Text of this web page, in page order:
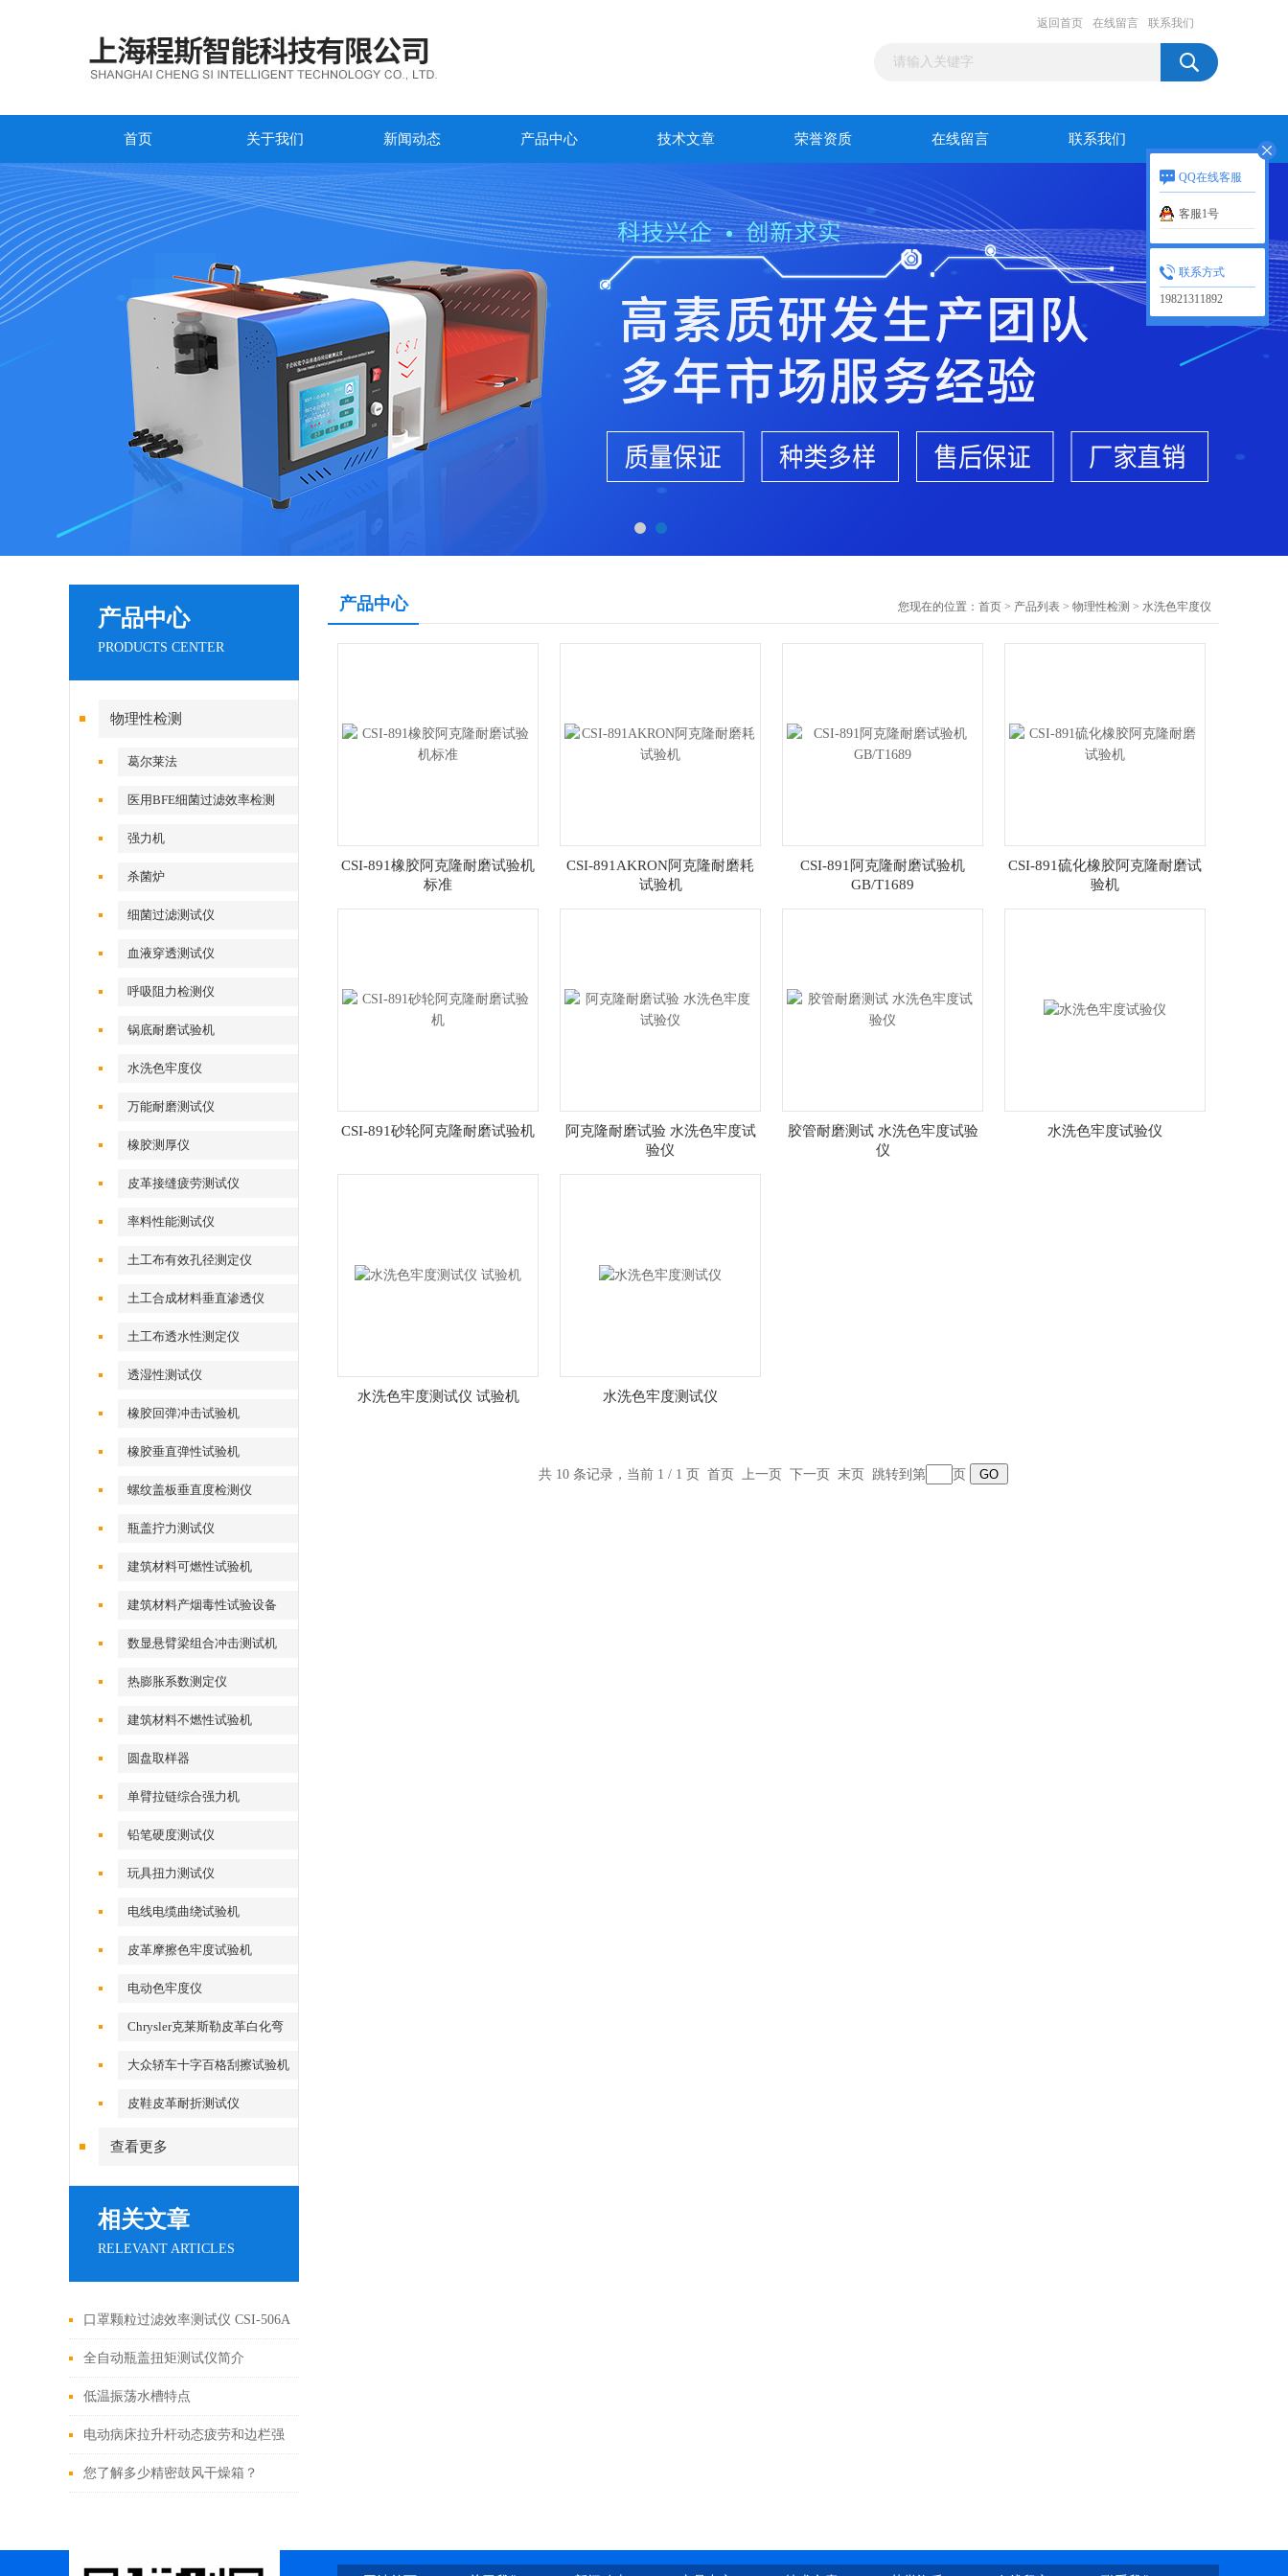
返回首页 在线留言 联系我们
首页 关于我们 新闻动态 产品中心 技术文章 荣誉资质 在线留言 联系我们
产品中心
PRODUCTS CENTER
物理性检测
葛尔莱法
医用BFE细菌过滤效率检测
强力机
杀菌炉
细菌过滤测试仪
血液穿透测试仪
呼吸阻力检测仪
锅底耐磨试验机
水洗色牢度仪
万能耐磨测试仪
橡胶测厚仪
皮革接缝疲劳测试仪
率料性能测试仪
土工布有效孔径测定仪
土工合成材料垂直渗透仪
土工布透水性测定仪
透湿性测试仪
橡胶回弹冲击试验机
橡胶垂直弹性试验机
螺纹盖板垂直度检测仪
瓶盖拧力测试仪
建筑材料可燃性试验机
建筑材料产烟毒性试验设备
数显悬臂梁组合冲击测试机
热膨胀系数测定仪
建筑材料不燃性试验机
圆盘取样器
单臂拉链综合强力机
铅笔硬度测试仪
玩具扭力测试仪
电线电缆曲绕试验机
皮革摩擦色牢度试验机
电动色牢度仪
Chrysler克莱斯勒皮革白化弯
折测试仪
大众轿车十字百格刮擦试验机
皮鞋皮革耐折测试仪
查看更多
相关文章
RELEVANT ARTICLES
口罩颗粒过滤效率测试仪 CSI-506A
上海程斯 产品介绍说明
全自动瓶盖扭矩测试仪简介
低温振荡水槽特点
电动病床拉升杆动态疲劳和边栏强
度试验机
您了解多少精密鼓风干燥箱？
产品中心 您现在的位置： 首页 > 产品列表 > 物理性检测 > 水洗色牢度仪
CSI-891橡胶阿克隆耐磨试验机
标准
CSI-891AKRON阿克隆耐磨耗
试验机
CSI-891阿克隆耐磨试验机
GB/T1689
CSI-891硫化橡胶阿克隆耐磨试
验机
CSI-891砂轮阿克隆耐磨试验机
阿克隆耐磨试验 水洗色牢度试
验仪
胶管耐磨测试 水洗色牢度试验
仪
水洗色牢度试验仪
水洗色牢度测试仪 试验机 水洗色牢度测试仪
共 10 条记录，当前 1 / 1 页 首页 上一页 下一页 末页 跳转到第 页
QQ在线客服
客服1号
联系方式
19821311892